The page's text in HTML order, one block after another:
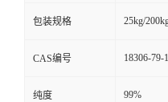
包装规格 25kg/
CAS编号 18306-79-1
纯度 99%